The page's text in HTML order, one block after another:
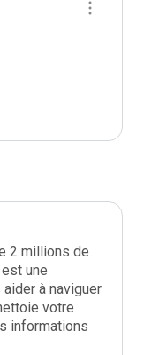
2 millions de
une
à naviguer
votre
informations